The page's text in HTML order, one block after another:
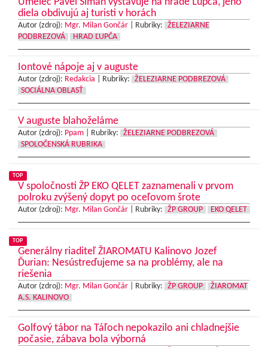
diela obdivujú aj turisti v horách
Autor (zdroj): Mgr. Milan Gončár Rubriky:
ŽELEZIARNE
PODBREZOVÁ
HRAD ĽUPČA
Iontové nápoje aj v auguste
Autor (zdroj): Redakcia Rubriky:
ŽELEZIARNE PODBREZOVÁ
SOCIÁLNA OBLASŤ
V auguste blahoželáme
Autor (zdroj): Ppam Rubriky:
ŽELEZIARNE PODBREZOVÁ
SPOLOČENSKÁ RUBRIKA
TOP
V spoločnosti ŽP EKO QELET zaznamenali v prvom
polroku zvýšený dopyt po oceľovom šrote
Autor (zdroj): Mgr. Milan Gončár Rubriky: ŽP GROUP EKO QELET
TOP
Generálny riaditeľ ŽIAROMATU Kalinovo Jozef
Ďurian: Nesústreďujeme sa na problémy, ale na
riešenia
Autor (zdroj): Mgr. Milan Gončár Rubriky: ŽP GROUP
ŽIAROMAT
A.S. KALINOVO
Golfový tábor na Táľoch nepokazilo ani chladnejšie
počasie, zábava bola výborná